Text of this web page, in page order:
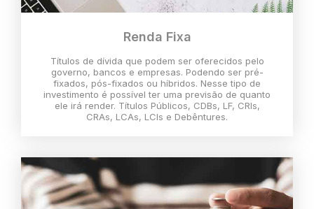
Renda Fixa
Títulos de dívida que podem ser oferecidos pelo
governo, bancos e empresas. Podendo ser pré-
fixados, pós-fixados ou híbridos. Nesse tipo de
investimento é possível ter uma previsão de quanto
ele irá render. Títulos Públicos, CDBs, LF, CRIs,
CRAs, LCAs, LCIs e Debêntures.